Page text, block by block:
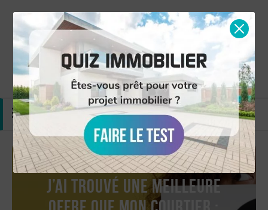
Simulation gratuite Nous contacter
MENU
J’ai trouvé une meilleure